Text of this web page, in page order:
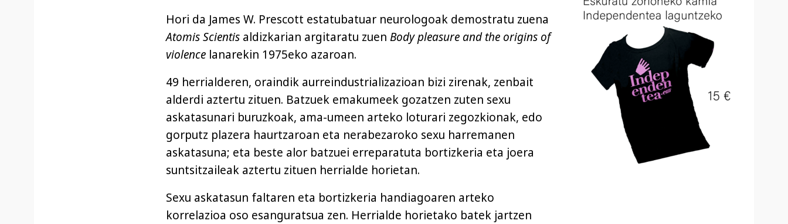
Hori da James W. Prescott estatubatuar neurologoak demostratu zuena
Atomis Scientis aldizkarian argitaratu zuen Body pleasure and the origins of
violence lanarekin 1975eko azaroan.
49 herrialderen, oraindik aurreindustrializazioan bizi zirenak, zenbait
alderdi aztertu zituen. Batzuek emakumeek gozatzen zuten sexu
askatasunari buruzkoak, ama-umeen arteko loturari zegozkionak, edo
gorputz plazera haurtzaroan eta nerabezaroko sexu harremanen
askatasuna; eta beste alor batzuei erreparatuta bortizkeria eta joera
suntsitzaileak aztertu zituen herrialde horietan.
Sexu askatasun faltaren eta bortizkeria handiagoaren arteko
korrelazioa oso esanguratsua zen. Herrialde horietako batek jartzen